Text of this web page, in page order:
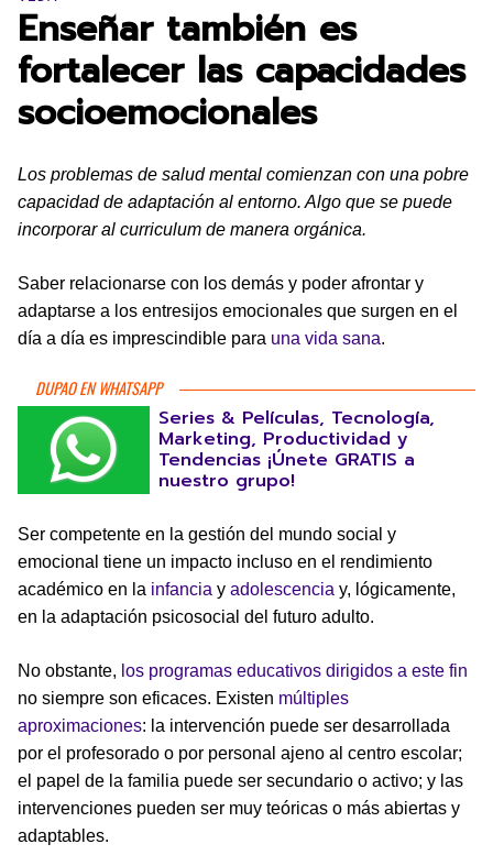
Enseñar también es
fortalecer las capacidades
socioemocionales
Los problemas de salud mental comienzan con una pobre
capacidad de adaptación al entorno. Algo que se puede
incorporar al curriculum de manera orgánica.
Saber relacionarse con los demás y poder afrontar y
adaptarse a los entresijos emocionales que surgen en el
día a día es imprescindible para una vida sana.
DUPAO EN WHATSAPP
Series & Películas, Tecnología,
Marketing, Productividad y
Tendencias ¡Únete GRATIS a
nuestro grupo!
Ser competente en la gestión del mundo social y
emocional tiene un impacto incluso en el rendimiento
académico en la infancia y adolescencia y, lógicamente,
en la adaptación psicosocial del futuro adulto.
No obstante, los programas educativos dirigidos a este fin
no siempre son eficaces. Existen múltiples
aproximaciones: la intervención puede ser desarrollada
por el profesorado o por personal ajeno al centro escolar;
el papel de la familia puede ser secundario o activo; y las
intervenciones pueden ser muy teóricas o más abiertas y
adaptables.